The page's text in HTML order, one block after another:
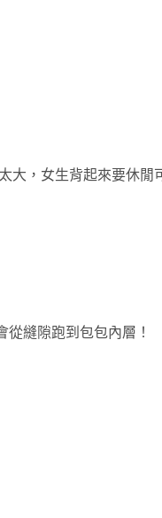
大，女生背起來要休閒
縫隙跑到包包內層！